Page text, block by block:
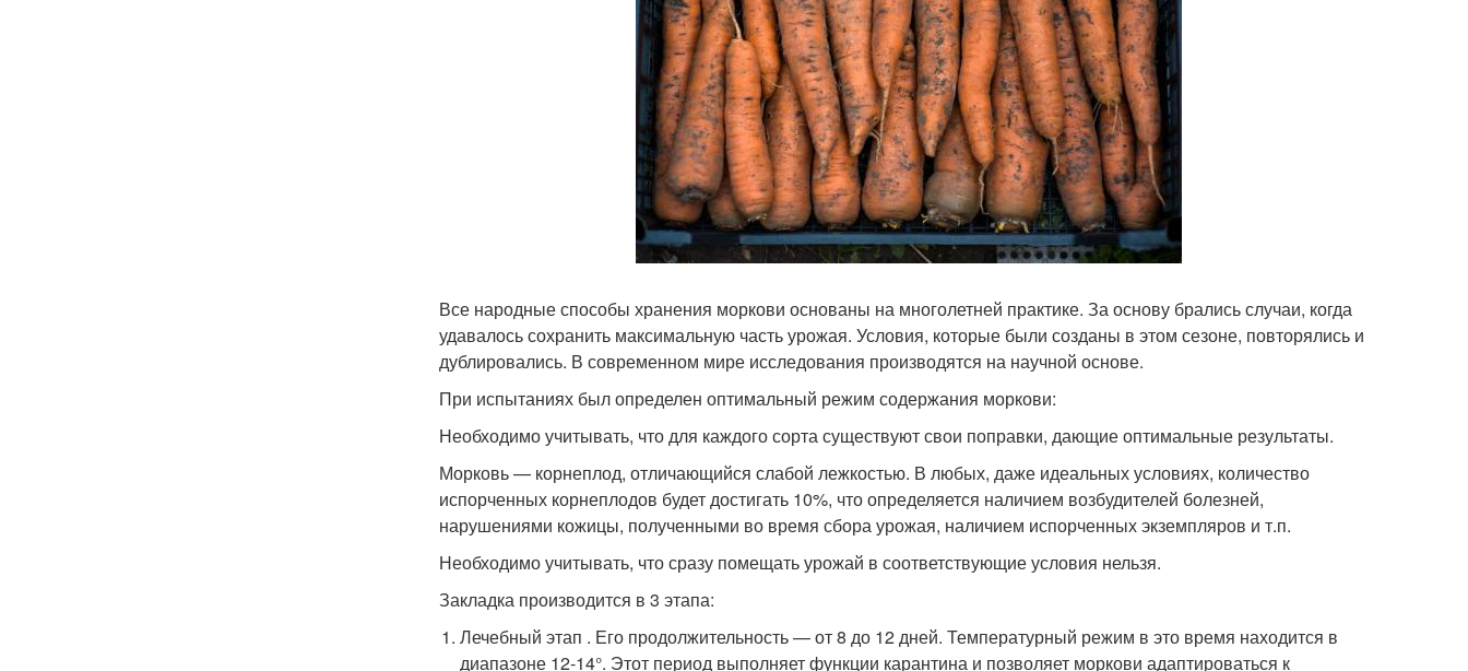
Все народные способы хранения моркови основаны на многолетней практике. За основу брались случаи, когда
удавалось сохранить максимальную часть урожая. Условия, которые были созданы в этом сезоне, повторялись и
дублировались. В современном мире исследования производятся на научной основе.
При испытаниях был определен оптимальный режим содержания моркови:
Необходимо учитывать, что для каждого сорта существуют свои поправки, дающие оптимальные результаты.
Морковь — корнеплод, отличающийся слабой лежкостью. В любых, даже идеальных условиях, количество
испорченных корнеплодов будет достигать 10%, что определяется наличием возбудителей болезней,
нарушениями кожицы, полученными во время сбора урожая, наличием испорченных экземпляров и т.п.
Необходимо учитывать, что сразу помещать урожай в соответствующие условия нельзя.
Закладка производится в 3 этапа:
Лечебный этап . Его продолжительность — от 8 до 12 дней. Температурный режим в это время находится в
диапазоне 12-14°. Этот период выполняет функции карантина и позволяет моркови адаптироваться к